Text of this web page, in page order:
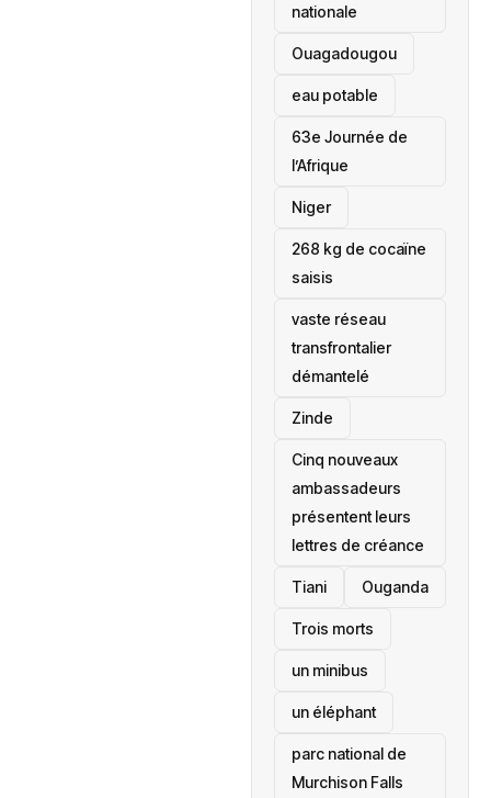
nationale
‎Ouagadougou
eau potable
63e Journée de
l’Afrique
‎Niger
268 kg de cocaïne
saisis
vaste réseau
transfrontalier
démantelé
Zinde
Cinq nouveaux
ambassadeurs
présentent leurs
lettres de créance
Tiani ‎Ouganda
Trois morts
un minibus
un éléphant
parc national de
Murchison Falls